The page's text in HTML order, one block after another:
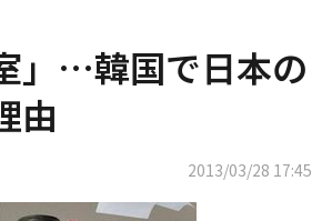
」…韓国で日本の
由
2013/03/28 17:45